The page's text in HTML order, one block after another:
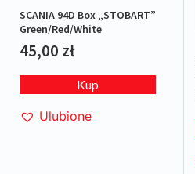
SCANIA 94D Box „STOBART”
Green/Red/White
45,00 zł
Kup
Ulubione